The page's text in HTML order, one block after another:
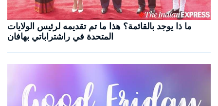
ما ذا يوجد بالقائمة؟ هذا ما تم تقديمه لرئيس الولايات
المتحدة في راشتراباتي بهافان